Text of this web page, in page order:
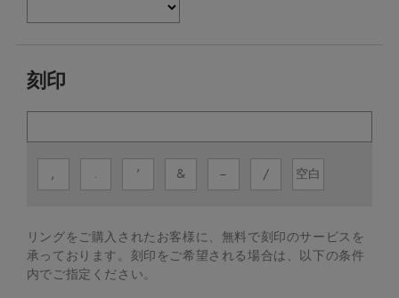
刻印
, . ' & − / 空白
リングをご購入されたお客様に、無料で刻印のサービスを
承っております。 刻印をご希望される場合は、以下の条件
内でご指定ください。